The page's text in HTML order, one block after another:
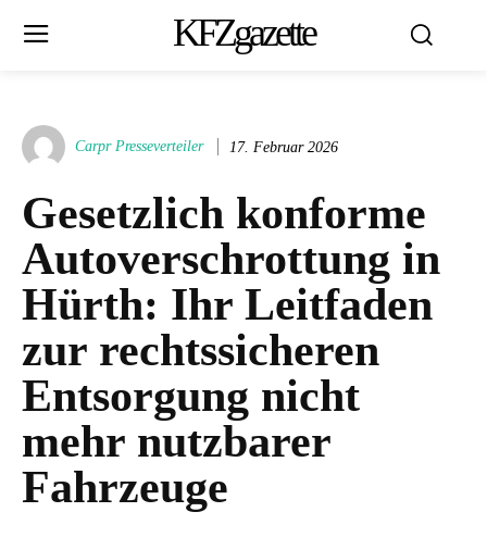
KFZgazette
Carpr Presseverteiler 17. Februar 2026
Gesetzlich konforme
Autoverschrottung in
Hürth: Ihr Leitfaden
zur rechtssicheren
Entsorgung nicht
mehr nutzbarer
Fahrzeuge